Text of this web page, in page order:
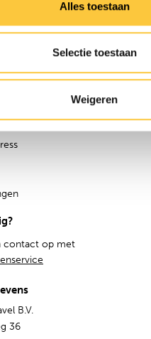
Alles toestaan
Selectie toestaan
Weigeren
contact op met
B.V.
36